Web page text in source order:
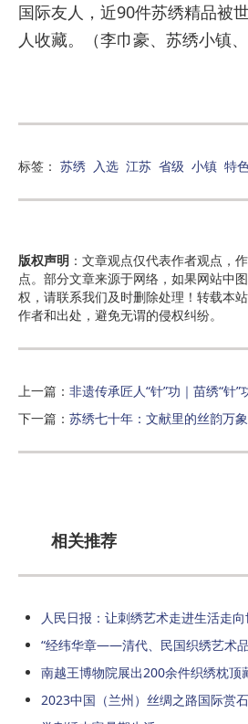
国际友人，近90件苏绣精品被
人收藏。（李巾豪、苏绣小镇、
标签： 苏绣 入选 江苏 省级 小镇 特
版权声明 ：文章观点仅代表作者观点，
点。部分文章来源于网络，如果网站中
权，请联系我们及时删除处理！转载本
作者和出处，避免无谓的侵权纠纷。
上一篇： 非遗传承匠人“针”功｜苗绣“针”
下一篇： 苏绣七十年：文献里的丝韵万象
相关推荐
人民日报：让刺绣艺术走进生活走向
“经纬华章——清代、民国织绣艺术
南越王博物院展出200余件织绣枕顶
2023中国（兰州）丝绸之路国际赏